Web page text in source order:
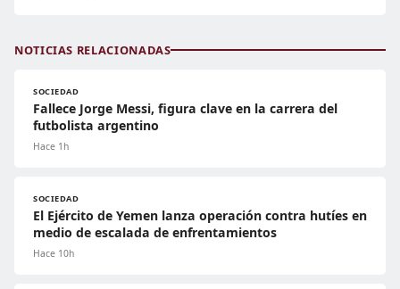
NOTICIAS RELACIONADAS
SOCIEDAD
Fallece Jorge Messi, figura clave en la carrera del
futbolista argentino
Hace 1h
SOCIEDAD
El Ejército de Yemen lanza operación contra hutíes en
medio de escalada de enfrentamientos
Hace 10h